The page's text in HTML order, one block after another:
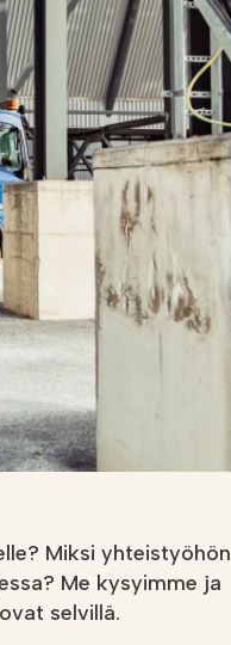
Miksi yhteistyöhön
Me kysyimme ja
selvillä.